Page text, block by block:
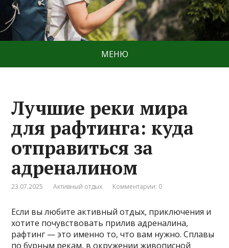
МЕНЮ
Лучшие реки мира
для рафтинга: куда
отправиться за
адреналином
23.07.2025 Активный отдых Комментарии: 0
Если вы любите активный отдых, приключения и
хотите почувствовать прилив адреналина,
рафтинг — это именно то, что вам нужно. Сплавы
по бурным рекам, в окружении живописной